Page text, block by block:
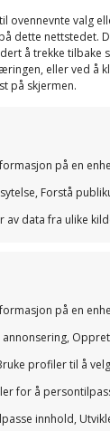
ovennevnte valg
dette nettstedet.
å trekke tilbake
eller ved å
på skjermen.
på en
Forstå
av data fra ulike
på en
profiler til å
for å
innhold,